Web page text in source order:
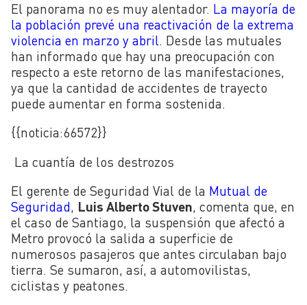
El panorama no es muy alentador. La mayoría de
la población prevé una reactivación de la extrema
violencia en marzo y abril. Desde las mutuales
han informado que hay una preocupación con
respecto a este retorno de las manifestaciones,
ya que la cantidad de accidentes de trayecto
puede aumentar en forma sostenida.
{{noticia:66572}}
La cuantía de los destrozos
El gerente de Seguridad Vial de la Mutual de
Seguridad, Luis Alberto Stuven, comenta que, en
el caso de Santiago, la suspensión que afectó a
Metro provocó la salida a superficie de
numerosos pasajeros que antes circulaban bajo
tierra. Se sumaron, así, a automovilistas,
ciclistas y peatones.